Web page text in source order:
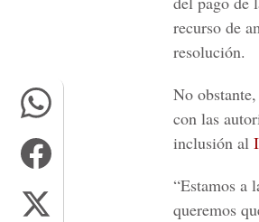
recurso de
resolución.
No
con las
inclusión al
“Estamos a
queremos